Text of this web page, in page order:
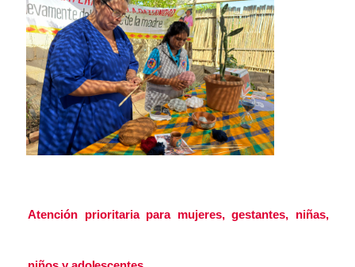
Atención prioritaria para mujeres, gestantes, niñas,